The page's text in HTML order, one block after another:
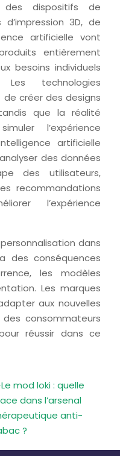
des dispositifs de
3D, de
artificielle vont
entièrement
besoins individuels
technologies
de créer des designs
que la réalité
l’expérience
artificielle
des données
des utilisateurs,
recommandations
l’expérience
personnalisation dans
des conséquences
les modèles
Les marques
aux nouvelles
consommateurs
réussir dans ce
Le mod loki : quelle
dans l’arsenal
anti-
?